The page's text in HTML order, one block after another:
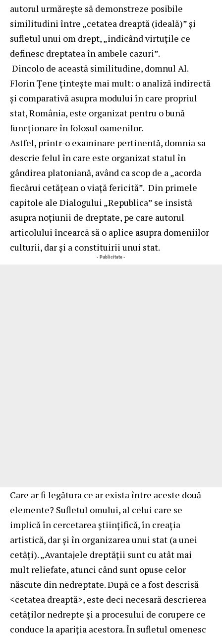
autorul urmărește să demonstreze posibile
similitudini între „cetatea dreaptă (ideală)” și
sufletul unui om drept, „indicând virtuțile ce
definesc dreptatea în ambele cazuri”.
Dincolo de această similitudine, domnul Al.
Florin Țene țintește mai mult: o analiză indirectă
și comparativă asupra modului în care propriul
stat, România, este organizat pentru o bună
funcționare în folosul oamenilor.
Astfel, printr-o examinare pertinentă, domnia sa
descrie felul în care este organizat statul în
gândirea platoniană, având ca scop de a „acorda
fiecărui cetățean o viață fericită”. Din primele
capitole ale Dialogului „Republica” se insistă
asupra noțiunii de dreptate, pe care autorul
articolului încearcă să o aplice asupra domeniilor
culturii, dar și a constituirii unui stat.
- Publicitate -
Care ar fi legătura ce ar exista între aceste două
elemente? Sufletul omului, al celui care se
implică în cercetarea științifică, în creația
artistică, dar și în organizarea unui stat (a unei
cetăți). „Avantajele dreptății sunt cu atât mai
mult reliefate, atunci când sunt opuse celor
născute din nedreptate. După ce a fost descrisă
<cetatea dreaptă>, este deci necesară descrierea
cetăților nedrepte și a procesului de corupere ce
conduce la apariția acestora. În sufletul omenesc